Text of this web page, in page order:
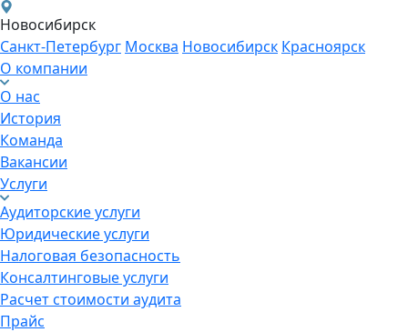
Новосибирск
Санкт-Петербург Москва Новосибирск Красноярск
О компании
О нас
История
Команда
Вакансии
Услуги
Аудиторские услуги
Юридические услуги
Налоговая безопасность
Консалтинговые услуги
Расчет стоимости аудита
Прайс